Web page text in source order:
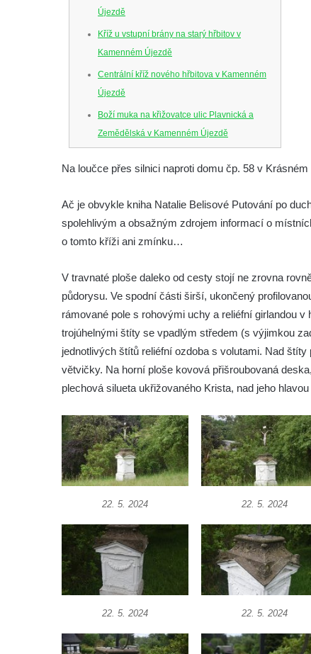
Újezdě
Kříž u vstupní brány na starý hřbitov v
Kamenném Újezdě
Centrální kříž nového hřbitova v Kamenném
Újezdě
Boží muka na křižovatce ulic Plavnická a
Zemědělská v Kamenném Újezdě
v Kamenném Újezdě
v Kamenném Újezdě
Kříž v Dělnické ulici v Kamenném Újezdě
Malší ve Velešíně
Centrální kříž hřbitova ve Velešíně
Kříž u kostela svatého Václava ve Velešíně
Kříž u brány na hřbitov ve Velešíně
Kříž na zahradě domu čp. 127 v Římově
Kříž u fary v Římově
Boží muka u hřbitova v Římově
Centrální kříž hřbitova v Římově
Kříž na návsi v Dolním Třeboníně
Boží muka v Plavu
Kříž u Obrázku severovýchodně od
Práchně
Görnerův kříž u silnice č. 264 v Dolním
Na loučce přes silnici naproti domu čp. 58 v
Ač je obvykle kniha Natalie Belisové Putování po
spolehlivým a obsažným zdrojem informací o
o tomto kříži ani zmínku…
V travnaté ploše daleko od cesty stojí ne zrovna
půdorysu. Ve spodní části širší, ukončený
rámované pole s rohovými uchy a reliéfní girlandou
trojúhelnými štíty se vpadlým středem (s výjimkou
jednotlivých štítů reliéfní ozdoba s volutami. Nad
větvičky. Na horní ploše kovová přišroubovaná
plechová silueta ukřižovaného Krista, nad jeho
22. 5. 2024 22. 5. 2024
22. 5. 2024 22. 5. 2024